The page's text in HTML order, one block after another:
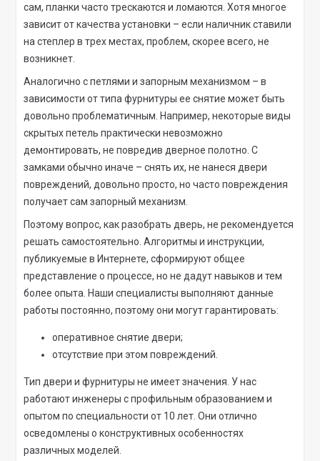
сам, планки часто трескаются и ломаются. Хотя многое
зависит от качества установки – если наличник ставили
на степлер в трех местах, проблем, скорее всего, не
возникнет.
Аналогично с петлями и запорным механизмом – в
зависимости от типа фурнитуры ее снятие может быть
довольно проблематичным. Например, некоторые виды
скрытых петель практически невозможно
демонтировать, не повредив дверное полотно. С
замками обычно иначе – снять их, не нанеся двери
повреждений, довольно просто, но часто повреждения
получает сам запорный механизм.
Поэтому вопрос, как разобрать дверь, не рекомендуется
решать самостоятельно. Алгоритмы и инструкции,
публикуемые в Интернете, сформируют общее
представление о процессе, но не дадут навыков и тем
более опыта. Наши специалисты выполняют данные
работы постоянно, поэтому они могут гарантировать:
оперативное снятие двери;
отсутствие при этом повреждений.
Тип двери и фурнитуры не имеет значения. У нас
работают инженеры с профильным образованием и
опытом по специальности от 10 лет. Они отлично
осведомлены о конструктивных особенностях
различных моделей.